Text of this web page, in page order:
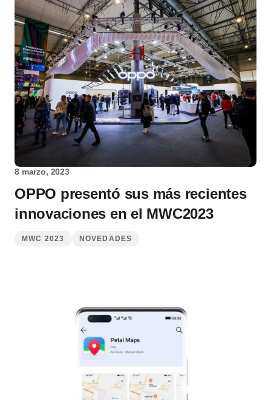
8 marzo, 2023
OPPO presentó sus más recientes
innovaciones en el MWC2023
MWC 2023 NOVEDADES